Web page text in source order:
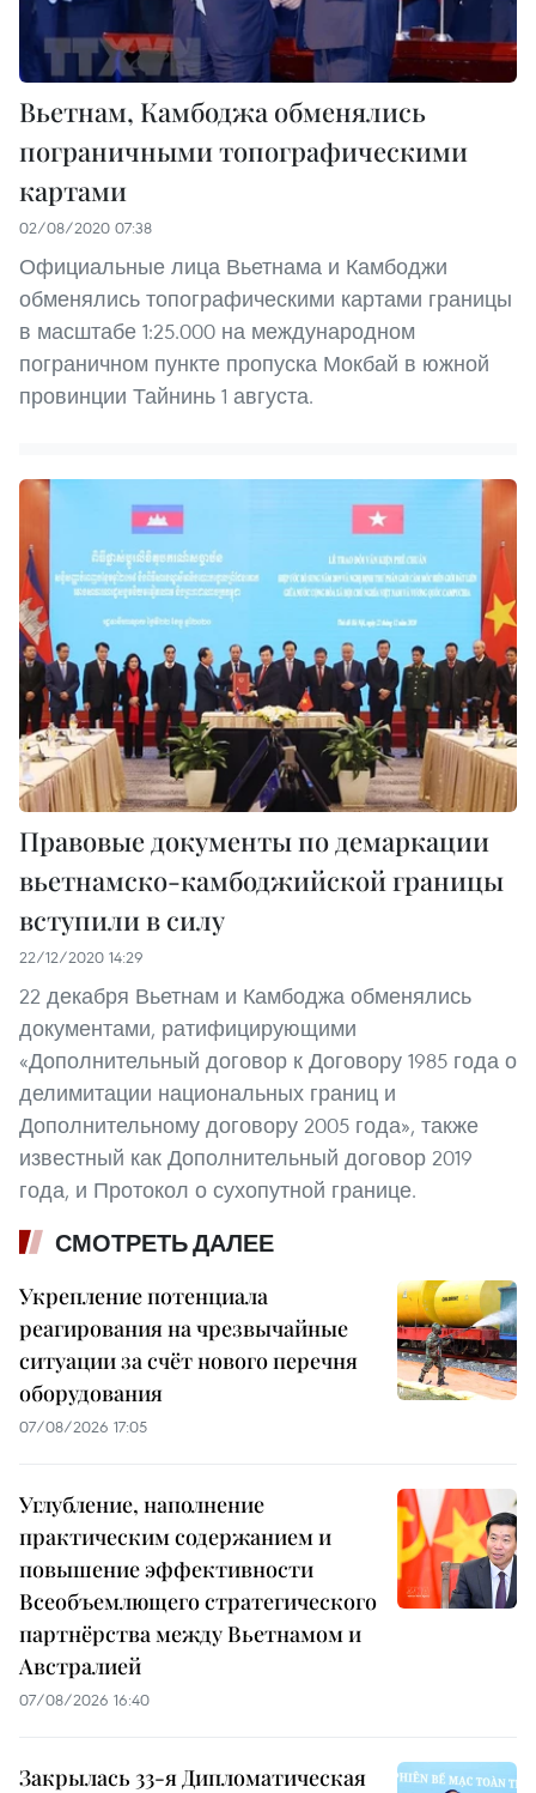
Вьетнам, Камбоджа обменялись
пограничными топографическими
картами
02/08/2020 07:38
Официальные лица Вьетнама и Камбоджи
обменялись топографическими картами границы
в масштабе 1:25.000 на международном
пограничном пункте пропуска Мокбай в южной
провинции Тайнинь 1 августа.
Правовые документы по демаркации
вьетнамско-камбоджийской границы
вступили в силу
22/12/2020 14:29
22 декабря Вьетнам и Камбоджа обменялись
документами, ратифицирующими
«Дополнительный договор к Договору 1985 года о
делимитации национальных границ и
Дополнительному договору 2005 года», также
известный как Дополнительный договор 2019
года, и Протокол о сухопутной границе.
СМОТРЕТЬ ДАЛЕЕ
Укрепление потенциала
реагирования на чрезвычайные
ситуации за счёт нового перечня
оборудования
07/08/2026 17:05
Углубление, наполнение
практическим содержанием и
повышение эффективности
Всеобъемлющего стратегического
партнёрства между Вьетнамом и
Австралией
07/08/2026 16:40
Закрылась 33-я Дипломатическая